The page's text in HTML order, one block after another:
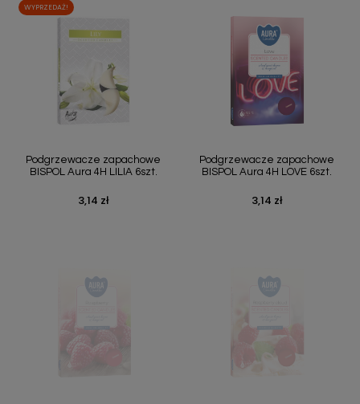
Podgrzewacze zapachowe
BISPOL Aura 4H LILIA 6szt.
Cena
3,14 zł
WYPRZEDAŻ!
Podgrzewacze zapachowe
BISPOL Aura 4H LOVE 6szt.
Cena
3,14 zł